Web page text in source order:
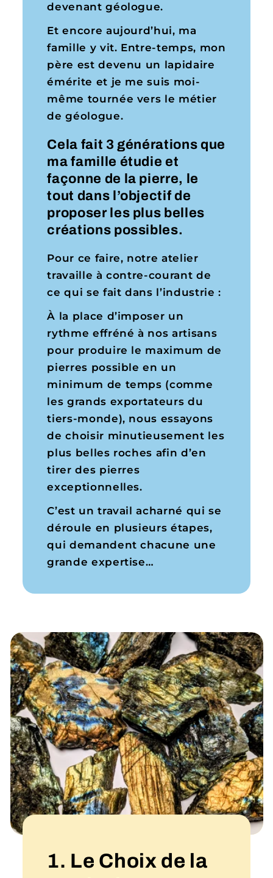
devenant géologue.
Et encore aujourd’hui, ma
famille y vit. Entre-temps, mon
père est devenu un lapidaire
émérite et je me suis moi-
même tournée vers le métier
de géologue.
Cela fait 3 générations que
ma famille étudie et
façonne de la pierre, le
tout dans l’objectif de
proposer les plus belles
créations possibles.
Pour ce faire, notre atelier
travaille à contre-courant de
ce qui se fait dans l’industrie :
À la place d’imposer un
rythme effréné à nos artisans
pour produire le maximum de
pierres possible en un
minimum de temps (comme
les grands exportateurs du
tiers-monde), nous essayons
de choisir minutieusement les
plus belles roches afin d’en
tirer des pierres
exceptionnelles.
C’est un travail acharné qui se
déroule en plusieurs étapes,
qui demandent chacune une
grande expertise…
1. Le Choix de la